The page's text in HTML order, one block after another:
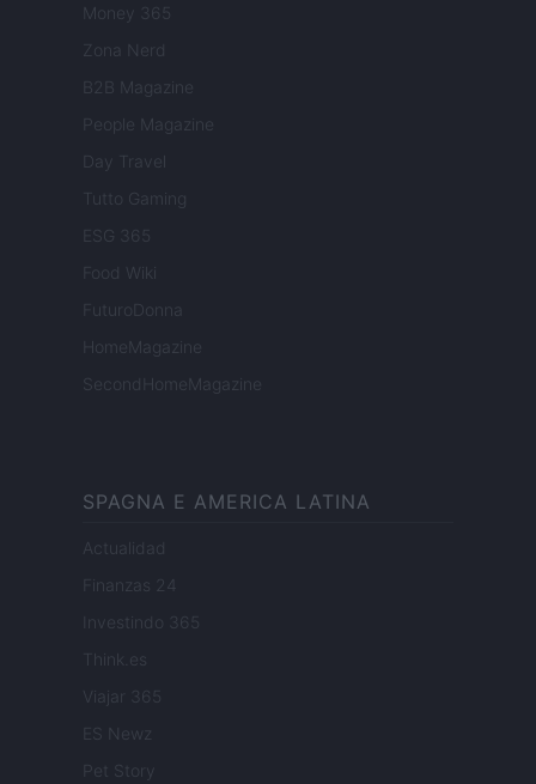
Money 365
Zona Nerd
B2B Magazine
People Magazine
Day Travel
Tutto Gaming
ESG 365
Food Wiki
FuturoDonna
HomeMagazine
SecondHomeMagazine
SPAGNA E AMERICA LATINA
Actualidad
Finanzas 24
Investindo 365
Think.es
Viajar 365
ES Newz
Pet Story